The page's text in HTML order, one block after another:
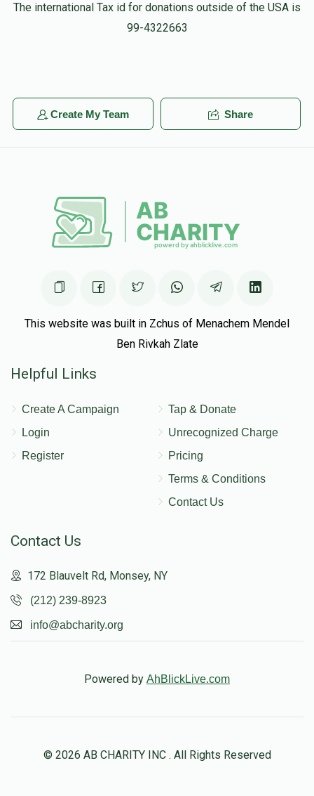
The international Tax id for donations outside of the USA is
99-4322663
Create My Team Share
This website was built in Zchus of Menachem Mendel
Ben Rivkah Zlate
Helpful Links
Create A Campaign
Login
Register
Tap & Donate
Unrecognized Charge
Pricing
Terms & Conditions
Contact Us
Contact Us
172 Blauvelt Rd, Monsey, NY
(212) 239-8923
info@abcharity.org
Powered by AhBlickLive.com
© 2026 AB CHARITY INC . All Rights Reserved